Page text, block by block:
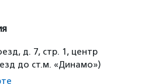
д. 7, стр. 1, центр
до ст.м. «Динамо»)